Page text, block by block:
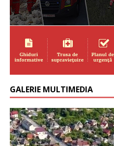
GALERIE MULTIMEDIA